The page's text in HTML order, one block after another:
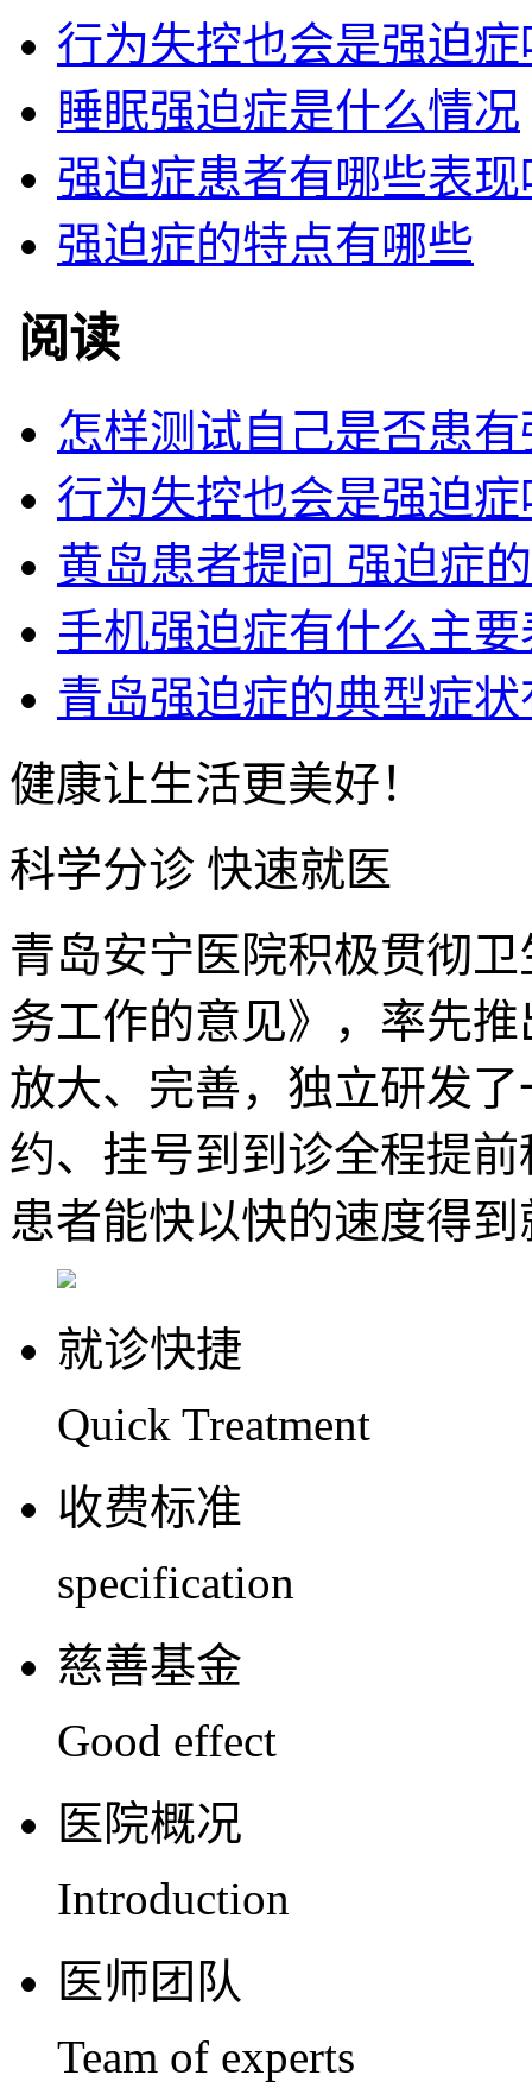
行为失控也会是强迫症
睡眠强迫症是什么情况
强迫症患者有哪些表现
强迫症的特点有哪些
阅读
怎样测试自己是否患
行为失控也会是强迫症
黄岛患者提问 强迫症
手机强迫症有什么主
青岛强迫症的典型症
健康让生活更美好！
科学分诊 快速就医
青岛安宁医院积极贯彻
务工作的意见》，率先
放大、完善，独立研发
约、挂号到到诊全程提
患者能快以快的速度得
就诊快捷
Quick Treatment
收费标准
specification
慈善基金
Good effect
医院概况
Introduction
医师团队
Team of experts